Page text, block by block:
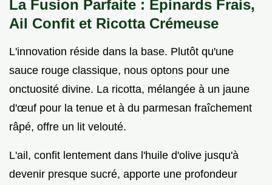
La Fusion Parfaite : Épinards Frais,
Ail Confit et Ricotta Crémeuse
L'innovation réside dans la base. Plutôt qu'une
sauce rouge classique, nous optons pour une
onctuosité divine. La ricotta, mélangée à un jaune
d'œuf pour la tenue et à du parmesan fraîchement
râpé, offre un lit velouté.
L'ail, confit lentement dans l'huile d'olive jusqu'à
devenir presque sucré, apporte une profondeur